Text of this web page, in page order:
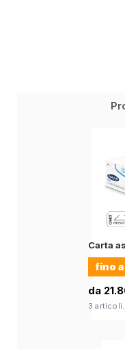
Carta
fino a
da
3 articoli.